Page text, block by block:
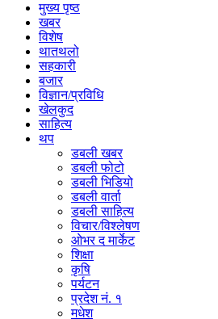
मुख्य पृष्ठ
खबर
विशेष
थातथलो
सहकारी
बजार
विज्ञान/प्रविधि
खेलकुद
साहित्य
थप
डबली खबर
डबली फोटो
डबली भिडियो
डबली वार्ता
डबली साहित्य
विचार/विश्‍लेषण
ओभर द मार्केट
शिक्षा
कृषि
पर्यटन
प्रदेश नं. १
मधेश